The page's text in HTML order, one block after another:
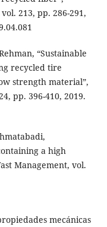
213, pp. 286-291,
“Sustainable
recycled tire
strength material”,
pp. 396-410, 2019.
a high
Management, vol.
mecánicas